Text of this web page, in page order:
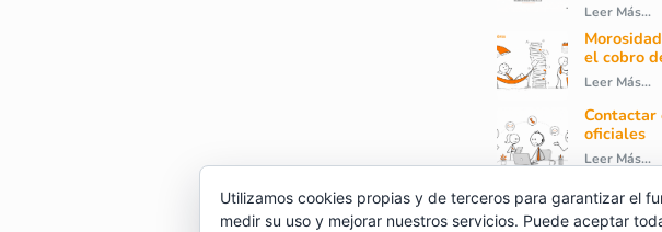
Leer Más...
el cobro
Leer Más...
Contactar
oficiales
Leer Más...
Utilizamos cookies propias y de terceros para garantizar el
medir su uso y mejorar nuestros servicios. Puede aceptar